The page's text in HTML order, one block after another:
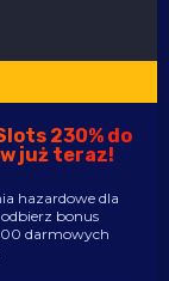
230% do
już teraz!
hazardowe dla
bonus
darmowych